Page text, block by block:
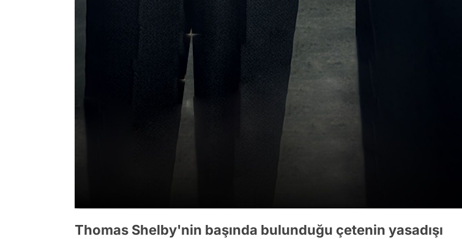
Thomas Shelby'nin başında bulunduğu çetenin yasadışı